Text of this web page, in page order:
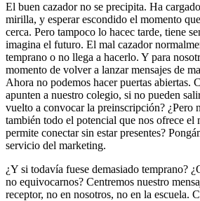
El buen cazador no se precipita. Ha
mirilla, y esperar escondido el momento
cerca. Pero tampoco lo hacec tarde, tiene
imagina el futuro. El mal cazador
temprano o no llega a hacerlo. Y para
momento de volver a lanzar mensajes de
Ahora no podemos hacer puertas abiertas.
apunten a nuestro colegio, si no pueden
vuelto a convocar la preinscripción? ¿Pero
también todo el potencial que nos ofrece el
permite conectar sin estar presentes?
servicio del marketing.
¿Y si todavía fuese demasiado temprano?
no equivocarnos? Centremos nuestro
receptor, no en nosotros, no en la escuela.